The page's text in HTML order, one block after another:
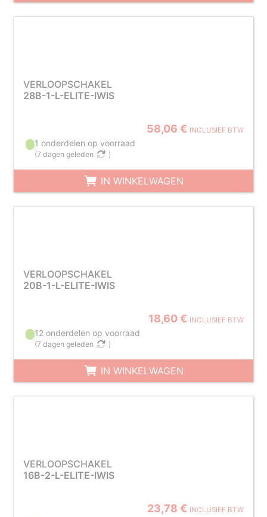
VERLOOPSCHAKEL
28B-1-L-ELITE-IWIS
58,06 € INCLUSIEF BTW
1 onderdelen op voorraad
(7 dagen geleden )
IN WINKELWAGEN
VERLOOPSCHAKEL
20B-1-L-ELITE-IWIS
18,60 € INCLUSIEF BTW
12 onderdelen op voorraad
(7 dagen geleden )
IN WINKELWAGEN
VERLOOPSCHAKEL
16B-2-L-ELITE-IWIS
23,78 € INCLUSIEF BTW